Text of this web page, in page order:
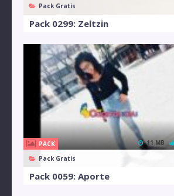
Pack Gratis
Pack 0299: Zeltzin
PACK
Pack Gratis
11 MB
Pack 0059: Aporte